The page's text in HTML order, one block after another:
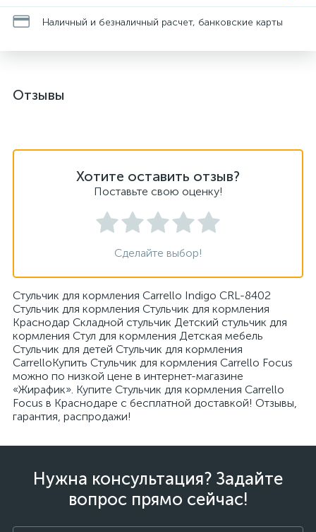
Наличный и безналичный расчет, банковские карты
Отзывы
Хотите оставить отзыв?
Поставьте свою оценку!
Сделайте выбор!
Стульчик для кормления Carrello Indigo CRL-8402
Стульчик для кормления Стульчик для кормления
Краснодар Складной стульчик Детский стульчик для
кормления Стул для кормления Детская мебель
Стульчик для детей Стульчик для кормления
CarrelloКупить Стульчик для кормления Carrello Focus
можно по низкой цене в интернет-магазине
«Жирафик». Купите Стульчик для кормления Carrello
Focus в Краснодаре с бесплатной доставкой! Отзывы,
гарантия, распродажи!
Нужна консультация? Задайте
вопрос прямо сейчас!